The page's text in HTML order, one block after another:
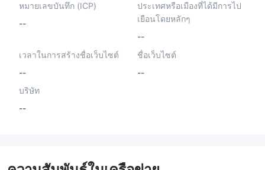
หมายเลขบันทึก (ICP)
--
ประเทศหรือเมืองที่ได้มีการไป
เยือนโดยหลักๆ
--
เวลาในการสร้างชื่อเว็บไซต์
--
ชื่อเว็บไซต์
--
บริษัท
--